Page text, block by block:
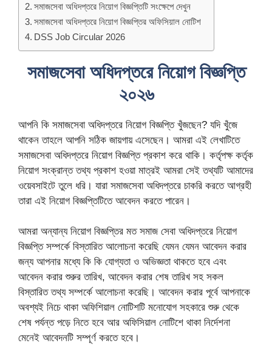
সমাজসেবা অধিদপ্তরে নিয়োগ বিজ্ঞপ্তিটি সংক্ষেপে দেখুন
সমাজসেবা অধিদপ্তরে নিয়োগ বিজ্ঞপ্তির অফিসিয়াল নোটিশ
DSS Job Circular 2026
সমাজসেবা অধিদপ্তরে নিয়োগ বিজ্ঞপ্তি
২০২৬
আপনি কি সমাজসেবা অধিদপ্তরে নিয়োগ বিজ্ঞপ্তি খুঁজছেন? যদি খুঁজে
থাকেন তাহলে আপনি সঠিক জায়গায় এসেছেন। আমরা এই লেখাটিতে
সমাজসেবা অধিদপ্তরে নিয়োগ বিজ্ঞপ্তি প্রকাশ করে থাকি। কর্তৃপক্ষ কর্তৃক
নিয়োগ সংক্রান্ত তথ্য প্রকাশ হওয়া মাত্রই আমরা সেই তথ্যটি আমাদের
ওয়েবসাইটে তুলে ধরি। যারা সমাজসেবা অধিদপ্তরে চাকরি করতে আগ্রহী
তারা এই নিয়োগ বিজ্ঞপ্তিটিতে আবেদন করতে পারেন।
আমরা অন্যান্য নিয়োগ বিজ্ঞপ্তির মত সমাজ সেবা অধিদপ্তরে নিয়োগ
বিজ্ঞপ্তি সম্পর্কে বিস্তারিত আলোচনা করেছি যেমন যেমন আবেদন করার
জন্য আপনার মধ্যে কি কি যোগ্যতা ও অভিজ্ঞতা থাকতে হবে এবং
আবেদন করার শুরুর তারিখ, আবেদন করার শেষ তারিখ সহ সকল
বিস্তারিত তথ্য সম্পর্কে আলোচনা করেছি। আবেদন করার পূর্বে আপনাকে
অবশ্যই নিচে থাকা অফিশিয়াল নোটিশটি মনোযোগ সহকারে শুরু থেকে
শেষ পর্যন্ত পড়ে নিতে হবে আর অফিসিয়াল নোটিশে থাকা নির্দেশনা
মেনেই আবেদনটি সম্পূর্ণ করতে হবে।